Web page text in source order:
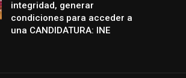
integridad, generar
condiciones para acceder a
una CANDIDATURA: INE